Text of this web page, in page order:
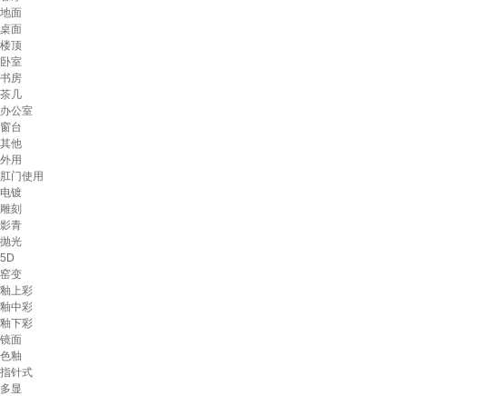
地面
桌面
楼顶
卧室
书房
茶几
办公室
窗台
其他
外用
肛门使用
电镀
雕刻
影青
抛光
5D
窑变
釉上彩
釉中彩
釉下彩
镜面
色釉
指针式
多显